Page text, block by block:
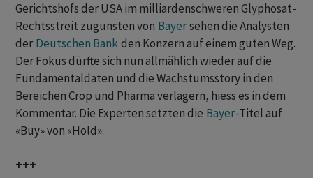
Gerichtshofs der USA im milliardenschweren Glyphosat-
Rechtsstreit zugunsten von Bayersehen die Analysten
der Deutschen Bank‌den Konzern auf einem guten Weg.
Der Fokus dürfte sich nun allmählich wieder auf ​die
Fundamentaldaten und die Wachstumsstory in ​den
Bereichen Crop und ​Pharma verlagern, hiess es in dem
Kommentar. Die ‌Experten setzten die Bayer-Titel auf
«Buy» von «Hold».
+++